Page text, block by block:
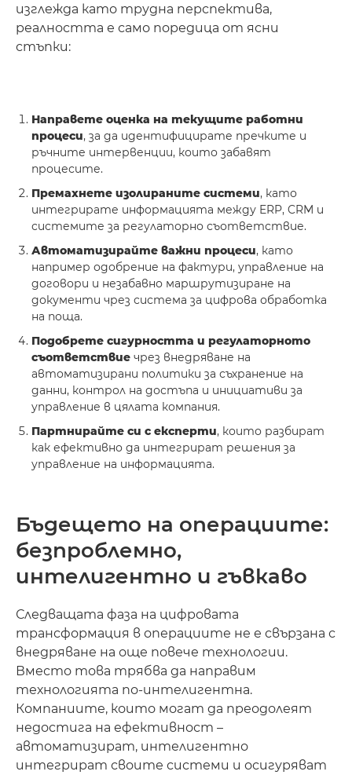
изглежда като трудна перспектива,
реалността е само поредица от ясни
стъпки:
Направете оценка на текущите работни
процеси, за да идентифицирате пречките и
ръчните интервенции, които забавят
процесите.
Премахнете изолираните системи, като
интегрирате информацията между ERP, CRM и
системите за регулаторно съответствие.
Автоматизирайте важни процеси, като
например одобрение на фактури, управление на
договори и незабавно маршрутизиране на
документи чрез система за цифрова обработка
на поща.
Подобрете сигурността и регулаторното
съответствие чрез внедряване на
автоматизирани политики за съхранение на
данни, контрол на достъпа и инициативи за
управление в цялата компания.
Партнирайте си с експерти, които разбират
как ефективно да интегрират решения за
управление на информацията.
Бъдещето на операциите:
безпроблемно,
интелигентно и гъвкаво
Следващата фаза на цифровата
трансформация в операциите не е свързана с
внедряване на още повече технологии.
Вместо това трябва да направим
технологията по-интелигентна.
Компаниите, които могат да преодолеят
недостига на ефективност –
автоматизират, интелигентно
интегрират своите системи и осигуряват